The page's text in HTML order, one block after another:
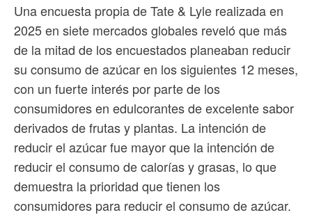
Una encuesta propia de Tate & Lyle realizada en
2025 en siete mercados globales reveló que más
de la mitad de los encuestados planeaban reducir
su consumo de azúcar en los siguientes 12 meses,
con un fuerte interés por parte de los
consumidores en edulcorantes de excelente sabor
derivados de frutas y plantas. La intención de
reducir el azúcar fue mayor que la intención de
reducir el consumo de calorías y grasas, lo que
demuestra la prioridad que tienen los
consumidores para reducir el consumo de azúcar.